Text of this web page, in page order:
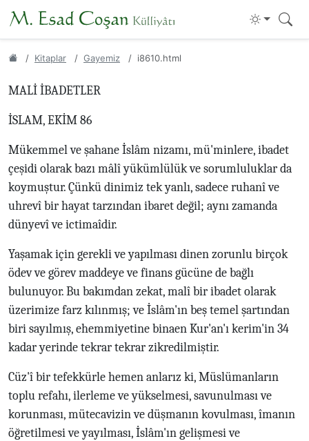
Kitaplar Gayemiz i8610.html
MALİ İBADETLER
İSLAM, EKİM 86
Mükemmel ve şahane İslâm nizamı, mü'minlere, ibadet
çeşidi olarak bazı mâlî yükümlülük ve sorumluluklar da
koymuştur. Çünkü dinimiz tek yanlı, sadece ruhanî ve
uhrevî bir hayat tarzından ibaret değil; aynı zamanda
dünyevî ve ictimaîdir.
Yaşamak için gerekli ve yapılması dinen zorunlu birçok
ödev ve görev maddeye ve finans gücüne de bağlı
bulunuyor. Bu bakımdan zekat, malî bir ibadet olarak
üzerimize farz kılınmış; ve İslâm'ın beş temel şartından
biri sayılmış, ehemmiyetine binaen Kur'an'ı kerim'in 34
kadar yerinde tekrar tekrar zikredilmiştir.
Cüz'î bir tefekkürle hemen anlarız ki, Müslümanların
toplu refahı, ilerleme ve yükselmesi, savunulması ve
korunması, mütecavizin ve düşmanın kovulması, îmanın
öğretilmesi ve yayılması, İslâm'ın gelişmesi ve